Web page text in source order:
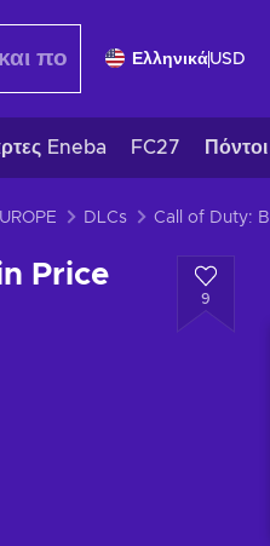
ΕλληνικάUSD
Eneba FC27
DLCs
Price
9